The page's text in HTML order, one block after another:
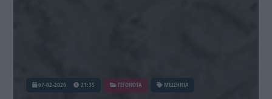
07-02-2026 21:35 ΓΕΓΟΝΟΤΑ ΜΕΣΣΗΝΙΑ